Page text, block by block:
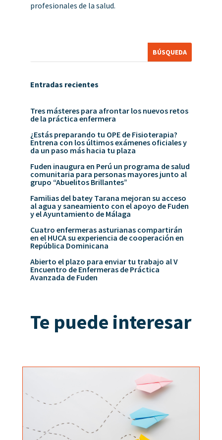
profesionales de la salud.
Entradas recientes
Tres másteres para afrontar los nuevos retos
de la práctica enfermera
¿Estás preparando tu OPE de Fisioterapia?
Entrena con los últimos exámenes oficiales y
da un paso más hacia tu plaza
Fuden inaugura en Perú un programa de salud
comunitaria para personas mayores junto al
grupo “Abuelitos Brillantes”
Familias del batey Tarana mejoran su acceso
al agua y saneamiento con el apoyo de Fuden
y el Ayuntamiento de Málaga
Cuatro enfermeras asturianas compartirán
en el HUCA su experiencia de cooperación en
República Dominicana
Abierto el plazo para enviar tu trabajo al V
Encuentro de Enfermeras de Práctica
Avanzada de Fuden
Te puede interesar